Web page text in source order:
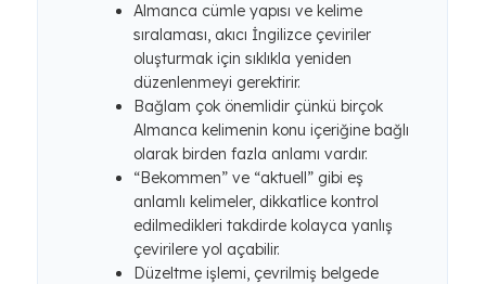
Almanca cümle yapısı ve kelime
sıralaması, akıcı İngilizce çeviriler
oluşturmak için sıklıkla yeniden
düzenlenmeyi gerektirir.
Bağlam çok önemlidir çünkü birçok
Almanca kelimenin konu içeriğine bağlı
olarak birden fazla anlamı vardır.
“Bekommen” ve “aktuell” gibi eş
anlamlı kelimeler, dikkatlice kontrol
edilmedikleri takdirde kolayca yanlış
çevirilere yol açabilir.
Düzeltme işlemi, çevrilmiş belgede